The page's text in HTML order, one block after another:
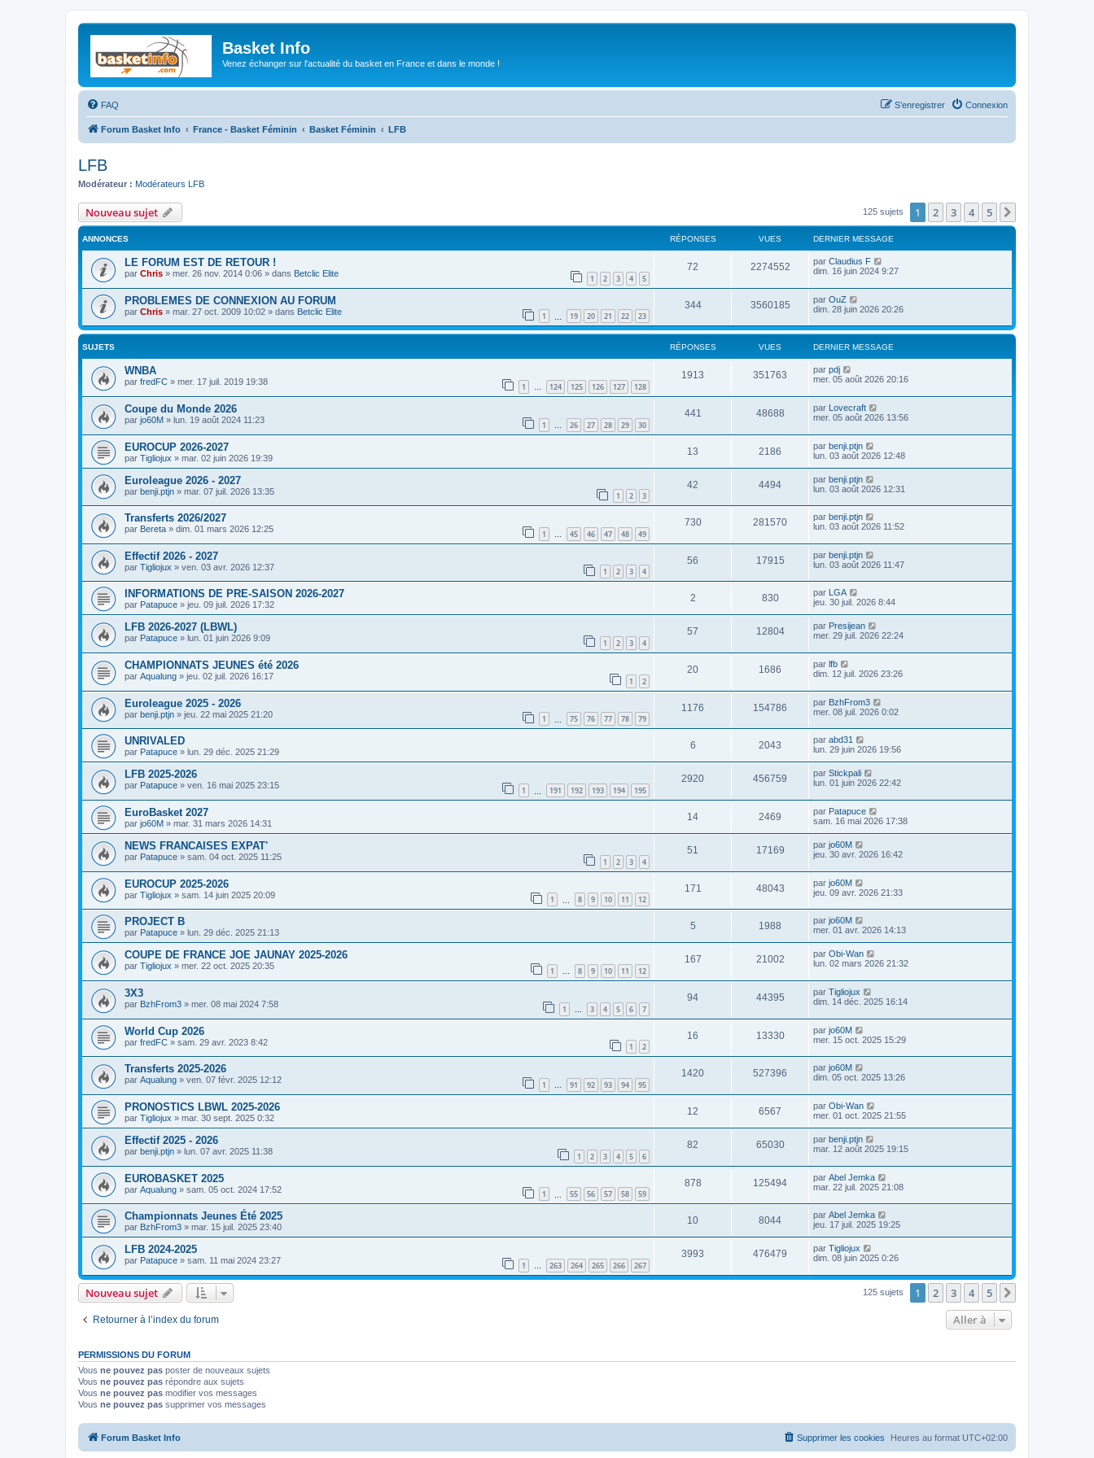
Basket Info
Venez échanger sur l'actualité du basket en France et dans le monde !
FAQ Connexion
S’enregistrer
Forum Basket Info France - Basket Féminin Basket Féminin LFB
LFB
Modérateur : Modérateurs LFB
Nouveau sujet 125 sujets 1 2 3 4 5
ANNONCES RÉPONSES VUES DERNIER MESSAGE
LE FORUM EST DE RETOUR !
par Chris » mer. 26 nov. 2014 0:06 » dans Betclic Elite 1 2 3 4 5
72 2274552 par Claudius F
dim. 16 juin 2024 9:27
PROBLEMES DE CONNEXION AU FORUM
par Chris » mar. 27 oct. 2009 10:02 » dans Betclic Elite 1 19 20 21 22 23
344 3560185 par OuZ
dim. 28 juin 2026 20:26
SUJETS RÉPONSES VUES DERNIER MESSAGE
WNBA
par fredFC » mer. 17 juil. 2019 19:38 1 … 124 125 126 127 128
1913 351763 par pdj
mer. 05 août 2026 20:16
Coupe du Monde 2026
par jo60M » lun. 19 août 2024 11:23 1 … 26 27 28 29 30
441 48688 par Lovecraft
mer. 05 août 2026 13:56
EUROCUP 2026-2027
par Tigliojux » mar. 02 juin 2026 19:39
13 2186 par benji.ptjn
lun. 03 août 2026 12:48
Euroleague 2026 - 2027
par benji.ptjn » mar. 07 juil. 2026 13:35 1 2 3
42 4494 par benji.ptjn
lun. 03 août 2026 12:31
Transferts 2026/2027
par Bereta » dim. 01 mars 2026 12:25 1 … 45 46 47 48 49
730 281570 par benji.ptjn
lun. 03 août 2026 11:52
Effectif 2026 - 2027
par Tigliojux » ven. 03 avr. 2026 12:37 1 2 3 4
56 17915 par benji.ptjn
lun. 03 août 2026 11:47
INFORMATIONS DE PRE-SAISON 2026-2027
par Patapuce » jeu. 09 juil. 2026 17:32
2 830 par LGA
jeu. 30 juil. 2026 8:44
LFB 2026-2027 (LBWL)
par Patapuce » lun. 01 juin 2026 9:09 1 2 3 4
57 12804 par Presijean
mer. 29 juil. 2026 22:24
CHAMPIONNATS JEUNES été 2026
par Aqualung » jeu. 02 juil. 2026 16:17 1 2
20 1686 par lfb
dim. 12 juil. 2026 23:26
Euroleague 2025 - 2026
par benji.ptjn » jeu. 22 mai 2025 21:20 1 75 76 77 78 79
1176 154786 par BzhFrom3
mer. 08 juil. 2026 0:02
UNRIVALED
par Patapuce » lun. 29 déc. 2025 21:29
6 2043 par abd31
lun. 29 juin 2026 19:56
LFB 2025-2026
par Patapuce » ven. 16 mai 2025 23:15 1 191 192 193 194 195
2920 456759 par Stickpali
lun. 01 juin 2026 22:42
EuroBasket 2027
par jo60M » mar. 31 mars 2026 14:31
14 2469 par Patapuce
sam. 16 mai 2026 17:38
NEWS FRANCAISES EXPAT'
par Patapuce » sam. 04 oct. 2025 11:25 1 2 3 4
51 17169 par jo60M
jeu. 30 avr. 2026 16:42
EUROCUP 2025-2026
par Tigliojux » sam. 14 juin 2025 20:09 1 8 9 10 11 12
171 48043 par jo60M
jeu. 09 avr. 2026 21:33
PROJECT B
par Patapuce » lun. 29 déc. 2025 21:13
5 1988 par jo60M
mer. 01 avr. 2026 14:13
COUPE DE FRANCE JOE JAUNAY 2025-2026
par Tigliojux » mer. 22 oct. 2025 20:35 1 … 8 9 10 11 12
167 21002 par Obi-Wan
lun. 02 mars 2026 21:32
3X3
par BzhFrom3 » mer. 08 mai 2024 7:58 1 … 3 4 5 6 7
94 44395 par Tigliojux
dim. 14 déc. 2025 16:14
World Cup 2026
par fredFC » sam. 29 avr. 2023 8:42 1 2
16 13330 par jo60M
mer. 15 oct. 2025 15:29
Transferts 2025-2026
par Aqualung » ven. 07 févr. 2025 12:12 1 … 91 92 93 94 95
1420 527396 par jo60M
dim. 05 oct. 2025 13:26
PRONOSTICS LBWL 2025-2026
par Tigliojux » mar. 30 sept. 2025 0:32
12 6567 par Obi-Wan
mer. 01 oct. 2025 21:55
Effectif 2025 - 2026
par benji.ptjn » lun. 07 avr. 2025 11:38 1 2 3 4 5 6
82 65030 par benji.ptjn
mar. 12 août 2025 19:15
EUROBASKET 2025
par Aqualung » sam. 05 oct. 2024 17:52 1 55 56 57 58 59
878 125494 par Abel Jemka
mar. 22 juil. 2025 21:08
Championnats Jeunes Été 2025
par BzhFrom3 » mar. 15 juil. 2025 23:40
10 8044 par Abel Jemka
jeu. 17 juil. 2025 19:25
LFB 2024-2025
par Patapuce » sam. 11 mai 2024 23:27 1 … 263 264 265 266 267
3993 476479 par Tigliojux
dim. 08 juin 2025 0:26
Nouveau sujet 125 sujets 1 2 3 4 5
Retourner à l’index du forum Aller à
PERMISSIONS DU FORUM
Vous ne pouvez pas poster de nouveaux sujets
Vous ne pouvez pas répondre aux sujets
Vous ne pouvez pas modifier vos messages
Vous ne pouvez pas supprimer vos messages
Forum Basket Info Heures au format UTC+02:00
Supprimer les cookies